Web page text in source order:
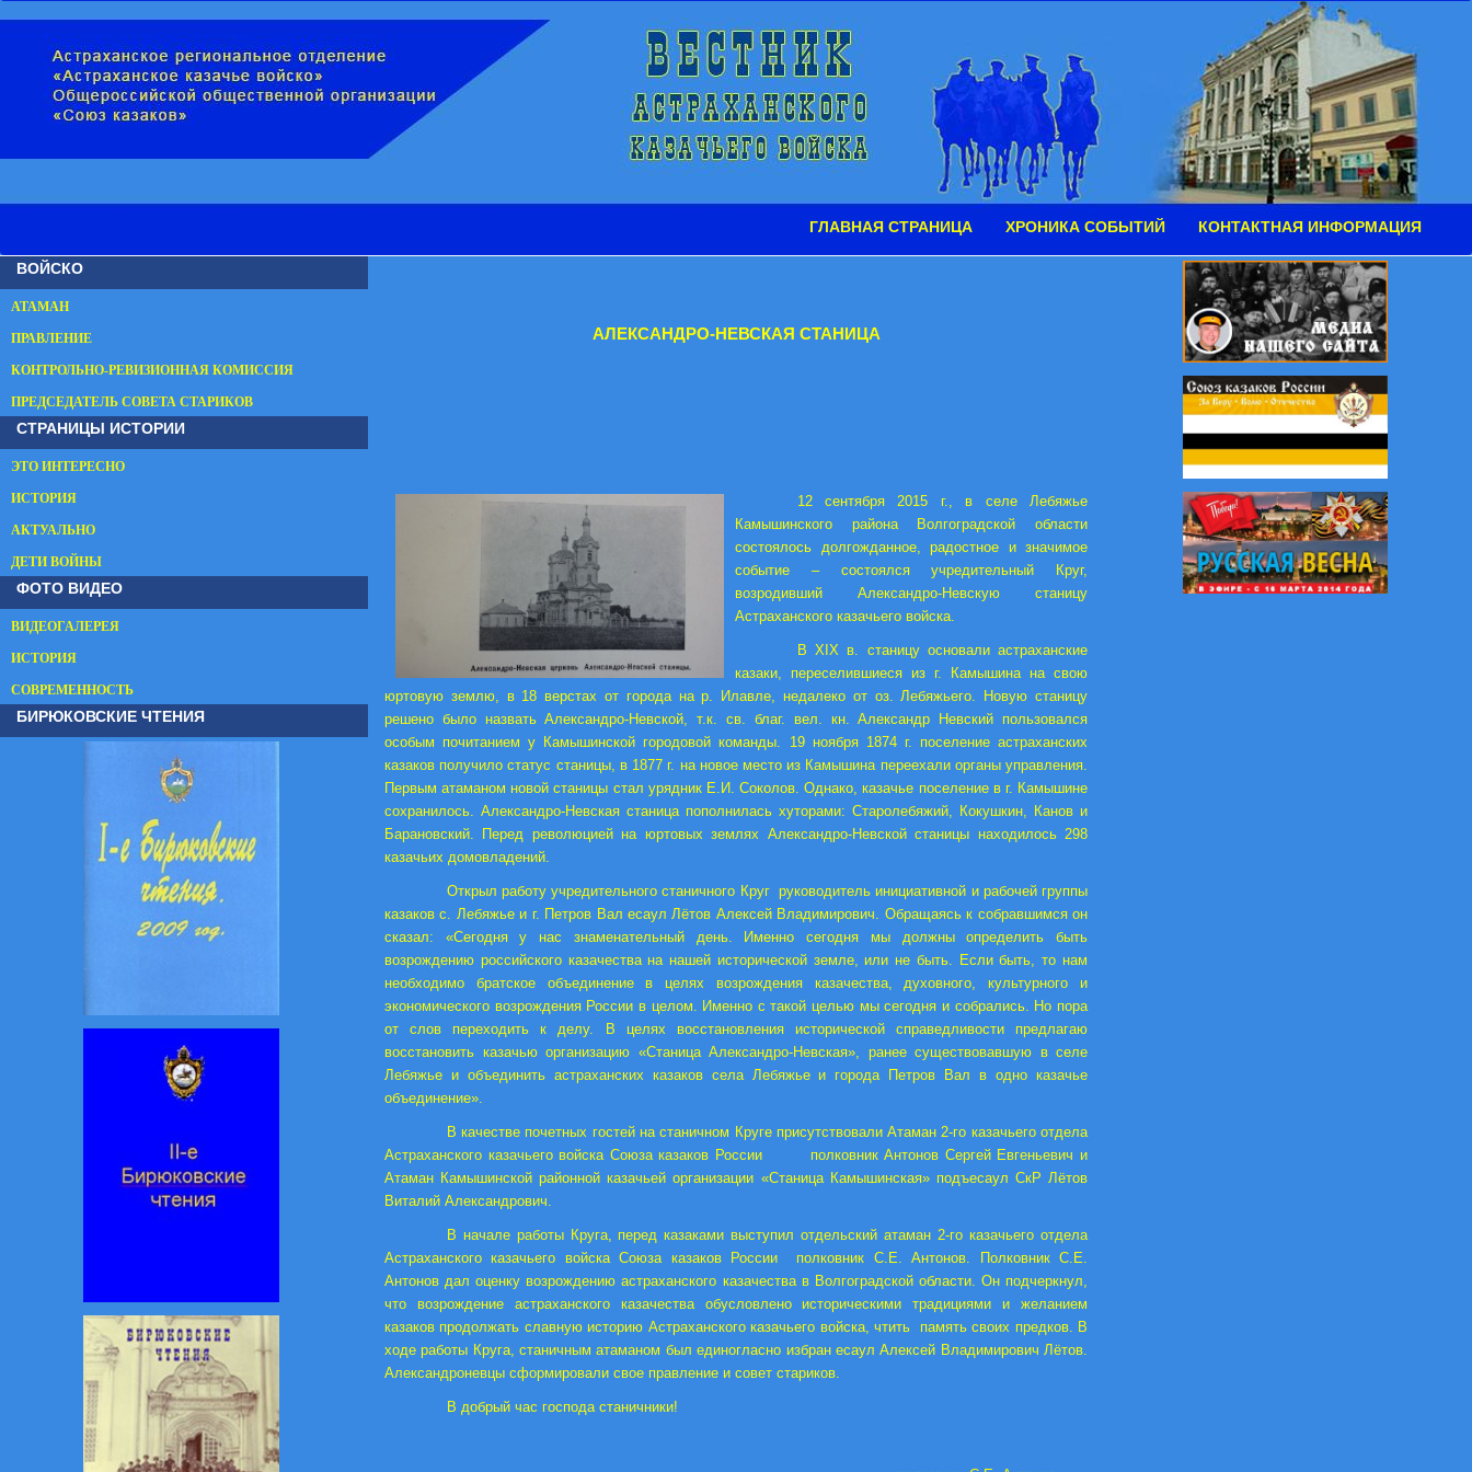
ГЛАВНАЯ СТРАНИЦА ХРОНИКА СОБЫТИЙ КОНТАКТНАЯ ИНФОРМАЦИЯ
ВОЙСКО
АТАМАН
ПРАВЛЕНИЕ
КОНТРОЛЬНО-РЕВИЗИОННАЯ КОМИССИЯ
ПРЕДСЕДАТЕЛЬ СОВЕТА СТАРИКОВ
СТРАНИЦЫ ИСТОРИИ
ЭТО ИНТЕРЕСНО
ИСТОРИЯ
АКТУАЛЬНО
ДЕТИ ВОЙНЫ
ФОТО ВИДЕО
ВИДЕОГАЛЕРЕЯ
ИСТОРИЯ
СОВРЕМЕННОСТЬ
БИРЮКОВСКИЕ ЧТЕНИЯ
АЛЕКСАНДРО-НЕВСКАЯ СТАНИЦА
12 сентября 2015 г., в селе Лебяжье
Камышинского района Волгоградской области
состоялось долгожданное, радостное и значимое
событие – состоялся учредительный Круг,
возродивший Александро-Невскую станицу
Астраханского казачьего войска.
В XIX в. станицу основали астраханские
казаки, переселившиеся из г. Камышина на свою
юртовую землю, в 18 верстах от города на р. Илавле, недалеко от оз. Лебяжьего. Новую станицу
решено было назвать Александро-Невской, т.к. св. благ. вел. кн. Александр Невский пользовался
особым почитанием у Камышинской городовой команды. 19 ноября 1874 г. поселение астраханских
казаков получило статус станицы, в 1877 г. на новое место из Камышина переехали органы управления.
Первым атаманом новой станицы стал урядник Е.И. Соколов. Однако, казачье поселение в г. Камышине
сохранилось. Александро-Невская станица пополнилась хуторами: Старолебяжий, Кокушкин, Канов и
Барановский. Перед революцией на юртовых землях Александро-Невской станицы находилось 298
казачьих домовладений.
Открыл работу учредительного станичного Круг руководитель инициативной и рабочей группы
казаков с. Лебяжье и г. Петров Вал есаул Лётов Алексей Владимирович. Обращаясь к собравшимся он
сказал: «Сегодня у нас знаменательный день. Именно сегодня мы должны определить быть
возрождению российского казачества на нашей исторической земле, или не быть. Если быть, то нам
необходимо братское объединение в целях возрождения казачества, духовного, культурного и
экономического возрождения России в целом. Именно с такой целью мы сегодня и собрались. Но пора
от слов переходить к делу. В целях восстановления исторической справедливости предлагаю
восстановить казачью организацию «Станица Александро-Невская», ранее существовавшую в селе
Лебяжье и объединить астраханских казаков села Лебяжье и города Петров Вал в одно казачье
объединение».
В качестве почетных гостей на станичном Круге присутствовали Атаман 2-го казачьего отдела
Астраханского казачьего войска Союза казаков России полковник Антонов Сергей Евгеньевич и
Атаман Камышинской районной казачьей организации «Станица Камышинская» подъесаул СкР Лётов
Виталий Александрович.
В начале работы Круга, перед казаками выступил отдельский атаман 2-го казачьего отдела
Астраханского казачьего войска Союза казаков России полковник С.Е. Антонов. Полковник С.Е.
Антонов дал оценку возрождению астраханского казачества в Волгоградской области. Он подчеркнул,
что возрождение астраханского казачества обусловлено историческими традициями и желанием
казаков продолжать славную историю Астраханского казачьего войска, чтить память своих предков. В
ходе работы Круга, станичным атаманом был единогласно избран есаул Алексей Владимирович Лётов.
Александроневцы сформировали свое правление и совет стариков.
В добрый час господа станичники!